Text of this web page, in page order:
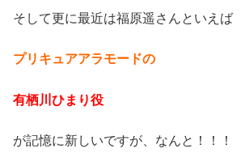
そして更に最近は福原遥さんといえば
プリキュアアラモードの
有栖川ひまり役
が記憶に新しいですが、なんと！！！